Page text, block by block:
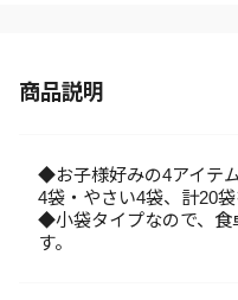
商品説明
◆お子様好みの4アイテ
4袋・やさい4袋、計20
◆小袋タイプなので、食
す。